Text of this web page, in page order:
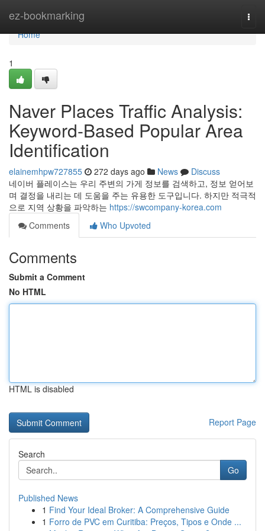
ez-bookmarking
Home
Home
1
Naver Places Traffic Analysis:
Keyword-Based Popular Area
Identification
elainemhpw727855 272 days ago News
Discuss
네이버 플레이스는 우리 주변의 가게 정보를 검색하고, 정보 얻어보
며 결정을 내리는 데 도움을 주는 유용한 도구입니다. 하지만 적극적
으로 지역 상황을 파악하는 https://swcompany-korea.com
Comments
Who Upvoted
Comments
Submit a Comment
No HTML
HTML is disabled
Report Page
Search
Go
Published News
1 Find Your Ideal Broker: A Comprehensive Guide
1 Forro de PVC em Curitiba: Preços, Tipos e Onde ...